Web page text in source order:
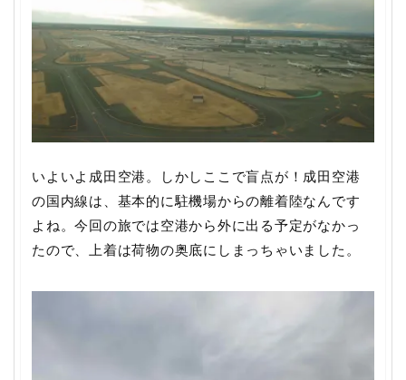
いよいよ成田空港。しかしここで盲点が！成田空港
の国内線は、基本的に駐機場からの離着陸なんです
よね。今回の旅では空港から外に出る予定がなかっ
たので、上着は荷物の奥底にしまっちゃいました。